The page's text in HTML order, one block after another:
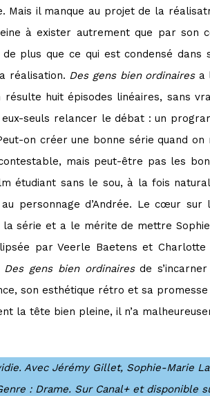
Mais il manque au projet de la
à exister autrement que par son
plus que ce qui est condensé
réalisation. Des gens bien ordinairesa
résulte huit épisodes linéaires, sans
seuls relancer le débat : un
on créer une bonne série quand
mais peut-être pas les
étudiant sans le sou, à la fois
personnage d’Andrée. Le cœur
la série et a le mérite de mettre
par Veerle Baetens et
Des gens bien ordinairesde
son esthétique rétro et sa promesse
la tête bien pleine, il n’a
Avec Jérémy Gillet, Sophie-Marie
: Drame. Sur Canal+ et disponible